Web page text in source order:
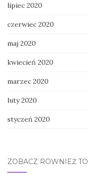
lipiec 2020
czerwiec 2020
maj 2020
kwiecień 2020
marzec 2020
luty 2020
styczeń 2020
ZOBACZ RÓWNIEŻ TO